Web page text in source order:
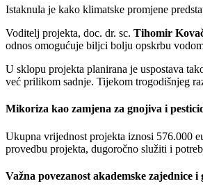
Istaknula je kako klimatske promjene
Voditelj projekta, doc. dr. sc. Tihomir
odnos omogućuje biljci bolju opskrbu
U sklopu projekta planirana je uspostava
već prilikom sadnje. Tijekom trogodišnjeg
Mikoriza kao zamjena za gnojiva i
Ukupna vrijednost projekta iznosi 576.000
provedbu projekta, dugoročno služiti i
Važna povezanost akademske zajednice i